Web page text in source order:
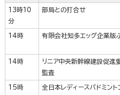
13時10
分
部局との打合せ
14時 有限会社知多エッグ企業版
14時
リニア中央新幹線建設促進
監査
15時
全日本レディースバドミン